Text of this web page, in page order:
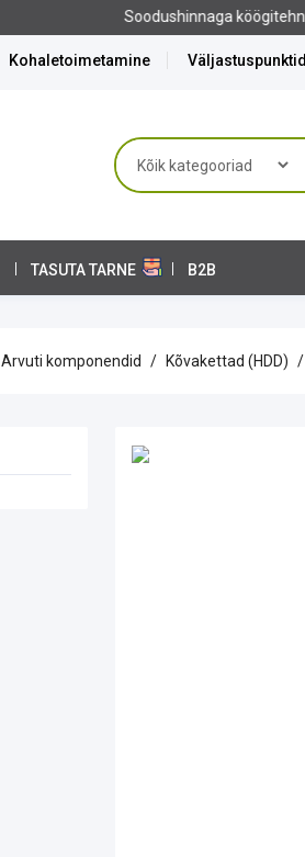
Kohaletoimetamine Väljastuspunktid
TASUTA TARNE B2B
Arvuti komponendid Kõvakettad (HDD)